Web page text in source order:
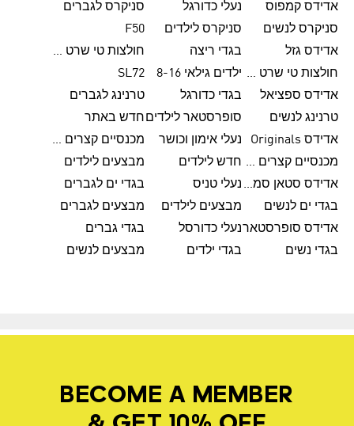
אדידס קמפוס
נעלי כדורגל
סניקרס לגברים
סניקרס לנשים
סניקרס לילדים
F50
אדידס גזל
בגדי ריצה
חולצות טי שרט לגברים
חולצות טי שרט לנשים ילדים גילאי 8-16
SL72
אדידס ספציאל
בגדי כדורגל
טרנינג לגברים
טרנינג לנשים
סופרסטאר לילדים חדש באתר
אדידס Originals
נעלי אימון וכושר
מכנסיים קצרים לגברים
מכנסיים קצרים לנשים חדש לילדים
מבצעים לילדים
אדידס סטאן סמית' נעלי טניס
בגדי ים לגברים
בגדי ים לנשים
מבצעים לילדים
מבצעים לגברים
אדידס סופרסטארנעלי כדורסל
בגדי גברים
בגדי נשים
בגדי ילדים מבצעים לנשים
BECOME A MEMBER